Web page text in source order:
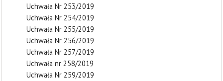
Uchwała Nr 253/2019
Uchwała Nr 254/2019
Uchwała Nr 255/2019
Uchwała Nr 256/2019
Uchwała Nr 257/2019
Uchwała nr 258/2019
Uchwała Nr 259/2019